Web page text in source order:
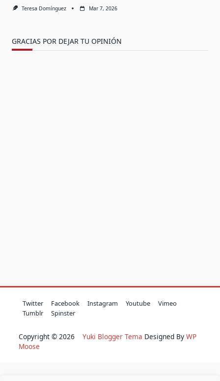
Teresa Domínguez Mar 7, 2026
GRACIAS POR DEJAR TU OPINIÓN
Twitter Facebook Instagram Youtube
Vimeo
Tumblr
Spinster
Copyright © 2026 Yuki Blogger Tema Designed By WP
Moose